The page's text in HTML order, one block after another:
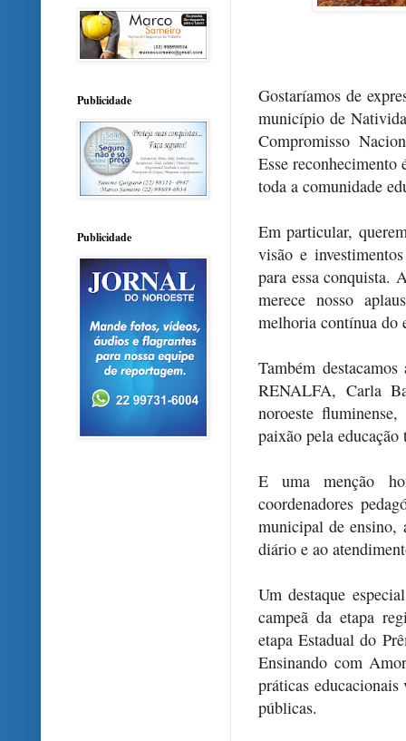
Gostaríamos de
município de
Compromisso
Esse reconhecimento
toda a comunidade
Em particular,
visão e
para essa conquista.
merece nosso
melhoria contínua do
Também
RENALFA, Carla
noroeste
paixão pela educação
E uma menção
coordenadores
municipal de ensino,
diário e ao
Um destaque
campeã da etapa
etapa Estadual do
Ensinando com
práticas educacionais
públicas.
Publicidade
Publicidade